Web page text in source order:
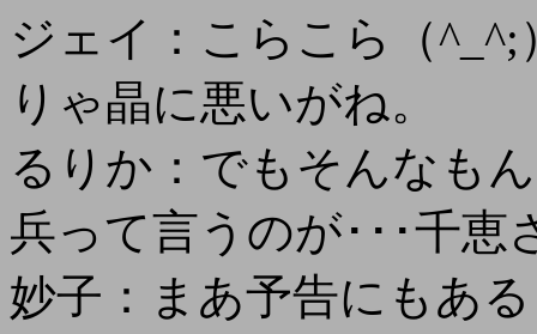
ジェイ：こらこら（
りゃ晶に悪いがね。
るりか：でもそんなも
兵って言うのが･･･千恵
妙子：まあ予告にもあ